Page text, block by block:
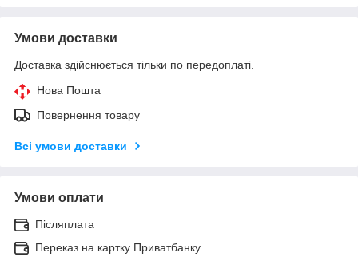
Умови доставки
Доставка здійснюється тільки по передоплаті.
Нова Пошта
Повернення товару
Всі умови доставки
Умови оплати
Післяплата
Переказ на картку Приватбанку